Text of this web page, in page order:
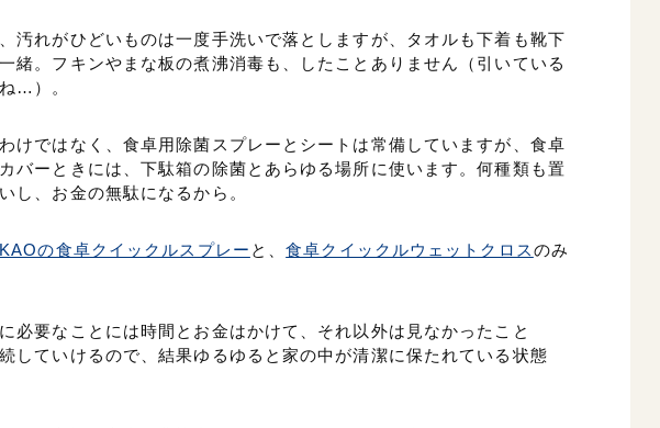
汚れがひどいものは一度手洗いで落としますが、タオルも下着も靴下
緒。フキンやまな板の煮沸消毒も、したことありません（引いている
…）。
けではなく、食卓用除菌スプレーとシートは常備していますが、食卓
バーときには、下駄箱の除菌とあらゆる場所に使います。何種類も置
し、お金の無駄になるから。
KAOの食卓クイックルスプレー と、食卓クイックルウェットクロスのみ
必要なことには時間とお金はかけて、それ以外は見なかったこと
していけるので、結果ゆるゆると家の中が清潔に保たれている状態